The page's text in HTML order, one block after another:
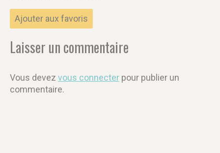
Ajouter aux favoris
Laisser un commentaire
Vous devez vous connecter pour publier un
commentaire.